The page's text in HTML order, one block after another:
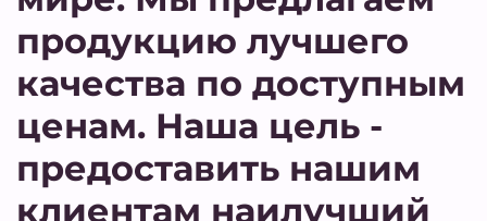
продукцию лучшего
качества по доступным
ценам. Наша цель -
предоставить нашим
клиентам наилучший